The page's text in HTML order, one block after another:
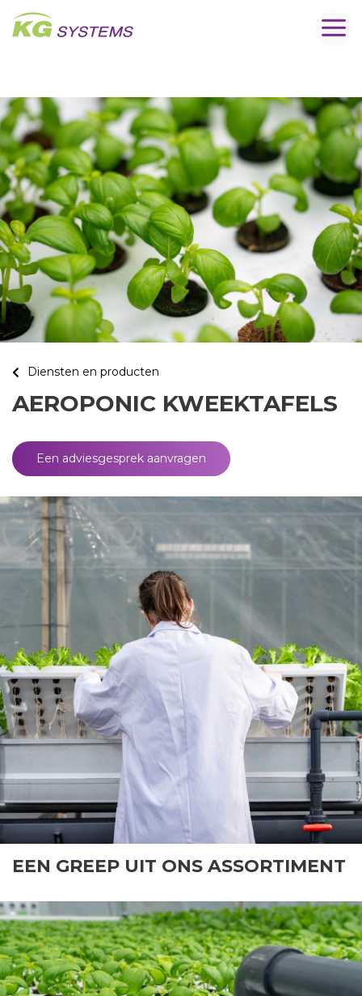
Diensten en producten
AEROPONIC KWEEKTAFELS
Een adviesgesprek aanvragen
EEN GREEP UIT ONS ASSORTIMENT